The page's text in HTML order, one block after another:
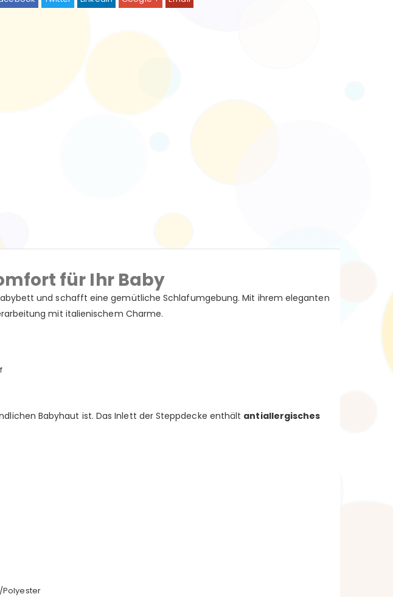
für Ihr Baby
und schafft eine gemütliche Schlafumgebung. Mit ihrem eleganten
mit italienischem Charme.
Babyhaut ist. Das Inlett der Steppdecke enthält antiallergisches
Polyester